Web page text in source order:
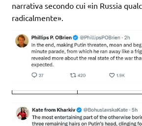
narrativa secondo cui «in Russia
radicalmente».